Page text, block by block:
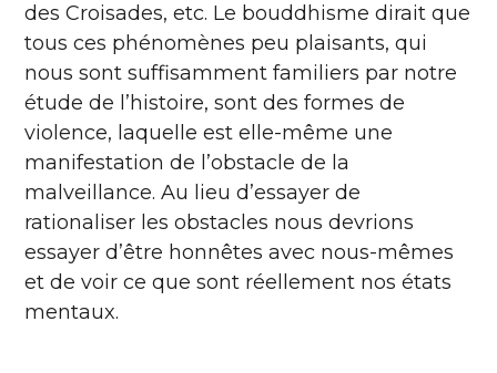
des Croisades, etc. Le bouddhisme dirait que
tous ces phénomènes peu plaisants, qui
nous sont suffisamment familiers par notre
étude de l’histoire, sont des formes de
violence, laquelle est elle-même une
manifestation de l’obstacle de la
malveillance. Au lieu d’essayer de
rationaliser les obstacles nous devrions
essayer d’être honnêtes avec nous-mêmes
et de voir ce que sont réellement nos états
mentaux.